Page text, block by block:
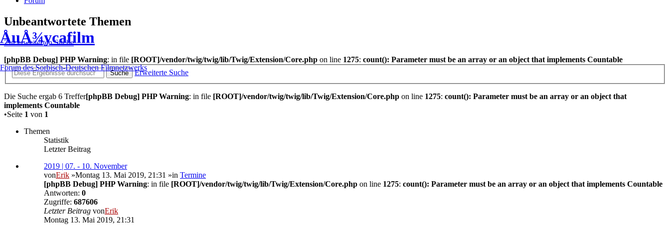
ÅuÅ¾ycafilm
Forum des Sorbisch-Deutschen Filmnetzwerks
Unbeantwortete Themen
Zur erweiterten Suche
[phpBB Debug] PHP Warning: in file [ROOT]/vendor/twig/twig/lib/Twig/Extension/Core.php on line 1275: count(): Parameter must be an array or an object that implements Countable
Suche Erweiterte Suche
Die Suche ergab 6 Treffer[phpBB Debug] PHP Warning: in file [ROOT]/vendor/twig/twig/lib/Twig/Extension/Core.php on line 1275: count(): Parameter must be an array or an object that
implements Countable
•Seite 1 von 1
Themen
Statistik
Letzter Beitrag
2019 | 07. - 10. November
vonErik »Montag 13. Mai 2019, 21:31 »in Termine
[phpBB Debug] PHP Warning: in file [ROOT]/vendor/twig/twig/lib/Twig/Extension/Core.php on line 1275: count(): Parameter must be an array or an object that implements Countable
Antworten: 0
Zugriffe: 687606
Letzter Beitrag vonErik
Montag 13. Mai 2019, 21:31